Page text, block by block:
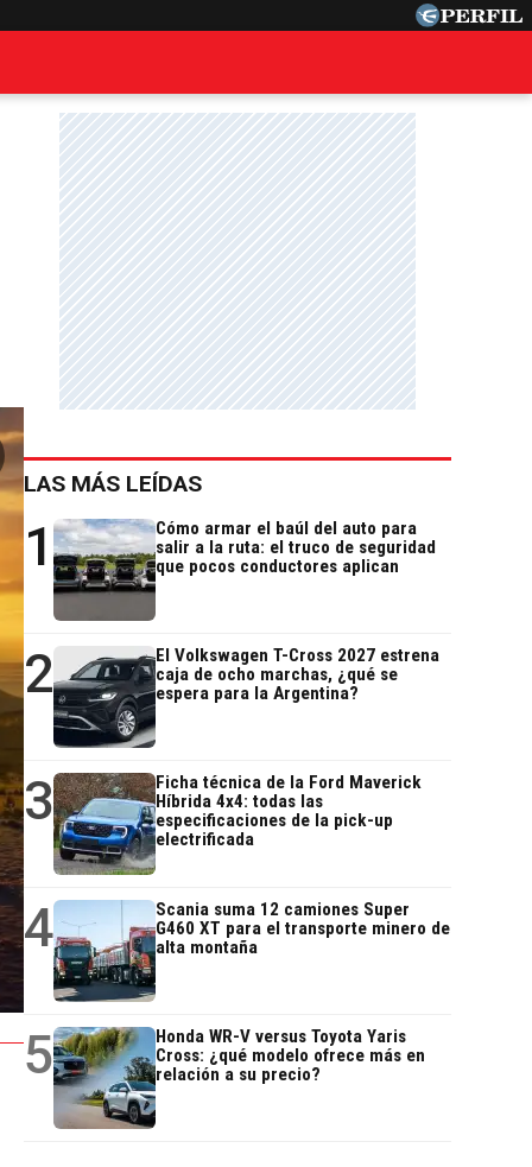
LAS MÁS LEÍDAS
1
Cómo armar el baúl del auto para
salir a la ruta: el truco de seguridad
que pocos conductores aplican
2
El Volkswagen T-Cross 2027 estrena
caja de ocho marchas, ¿qué se
espera para la Argentina?
3
Ficha técnica de la Ford Maverick
Híbrida 4x4: todas las
especificaciones de la pick-up
electrificada
4
Scania suma 12 camiones Super
G460 XT para el transporte minero de
alta montaña
5
Honda WR-V versus Toyota Yaris
Cross: ¿qué modelo ofrece más en
relación a su precio?